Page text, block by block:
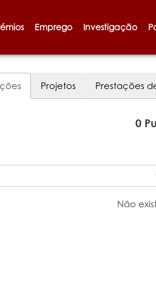
Emprego Investigação
Projetos Prestações
0
Não